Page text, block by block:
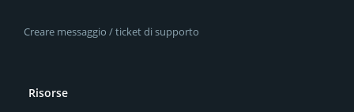
Creare messaggio / ticket di supporto
Risorse